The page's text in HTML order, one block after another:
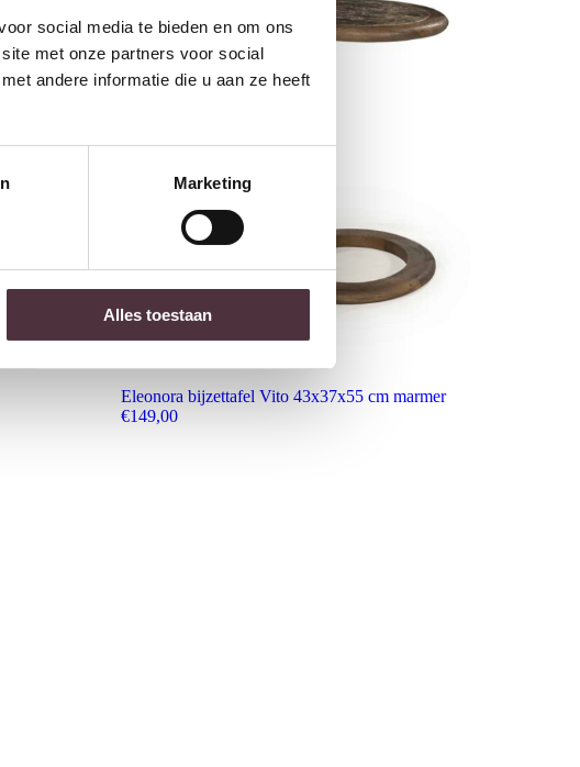
social media te bieden en om ons
met onze partners voor social
andere informatie die u aan ze heeft
Marketing
Alles toestaan
Eleonora bijzettafel Vito 43x37x55 cm marmer
€149,00